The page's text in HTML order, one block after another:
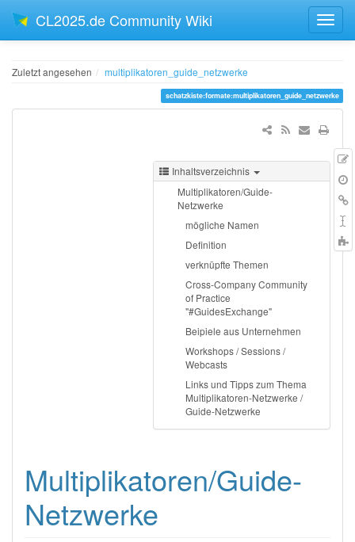
CL2025.de Community Wiki
Zuletzt angesehen multiplikatoren_guide_netzwerke
schatzkiste:formate:multiplikatoren_guide_netzwerke
Inhaltsverzeichnis
Multiplikatoren/Guide-
Netzwerke
mögliche Namen
Definition
verknüpfte Themen
Cross-Company Community
of Practice
"#GuidesExchange"
Beipiele aus Unternehmen
Workshops / Sessions /
Webcasts
Links und Tipps zum Thema
Multiplikatoren-Netzwerke /
Guide-Netzwerke
Multiplikatoren/Guide-
Netzwerke